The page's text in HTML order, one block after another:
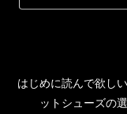
はじめに読んで欲し
ットシューズの